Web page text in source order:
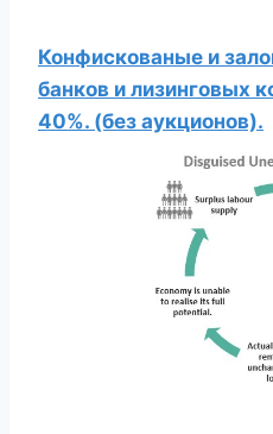
Конфискованые и
банков и лизинговых
40%. (без аукционов).